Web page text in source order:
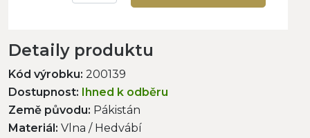
Detaily produktu
Kód výrobku: 200139
Dostupnost: Ihned k odběru
Země původu: Pákistán
Materiál: Vlna / Hedvábí